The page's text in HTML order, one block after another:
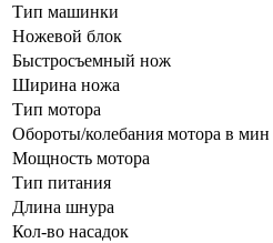
Тип машинки
Ножевой блок
Быстросъемный нож
Ширина ножа
Тип мотора
Обороты/колебания мотора в мин
Мощность мотора
Тип питания
Длина шнура
Кол-во насадок